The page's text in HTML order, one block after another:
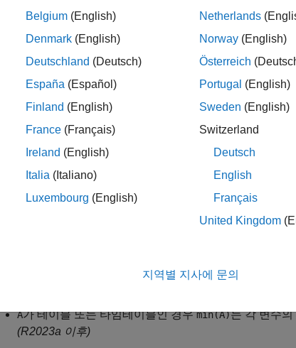
M = min(A,[],
___
,missingflag)
[M,I] = min(A,[],___,"linear")
C = min(A,B)
C = min(A,B,missingflag)
설명
가 벡터인 경우 의 최솟값을 반환합니다.
에서 크기가 1이 아
길이가 0인 빈 배열인 경우M은A 와 동일한 크기의 빈 배
A가 테이블 또는 타임테이블인 경우min(A)는 각 변수
(R2023a 이후)
Belgium (English)
Denmark (English)
Deutschland (Deutsch)
España (Español)
Finland (English)
France (Français)
Ireland (English)
Italia (Italiano)
Luxembourg (English)
Netherlands
Norway (English)
Österreich
Portugal (English)
Sweden (English)
Switzerland
Deutsch
English
Français
United Kingdom
지역별 지사에 문의